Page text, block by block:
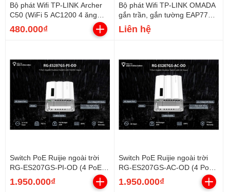
Bộ phát Wifi TP-LINK Archer
C50 (WiFi 5 AC1200 4 ăng
ten)
480.000₫
Bộ phát Wifi TP-LINK OMADA
gắn trần, gắn tường EAP772
(Wifi 7, BE11000, Lan 2.5GE)
Liên hệ
Switch PoE Ruijie ngoài trời
RG-ES207GS-PI-OD (4 PoE
GE, 1 uplink GE, 2 SFP, 60W,
nguồn DC/POE)
1.950.000₫
Switch PoE Ruijie ngoài trời
RG-ES207GS-AC-OD (4 PoE
GE, 1 uplink GE, 2 SFP, 60W,
nguồn AC)
1.950.000₫